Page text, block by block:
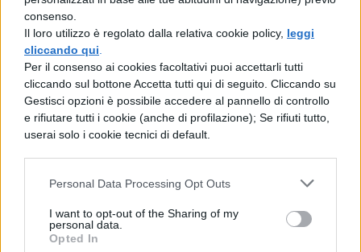
consenso.
Il loro utilizzo è regolato dalla relativa cookie policy, leggi
cliccando qui
Per il consenso ai cookies facoltativi puoi accettarli tutti
cliccando sul bottone Accetta tutti qui di seguito. Cliccando su
Gestisci opzioni è possibile accedere al pannello di controllo
e rifiutare tutti i cookie (anche di profilazione); Se rifiuti tutto,
userai solo i cookie tecnici di default.
Personal Data Processing Opt Outs
I want to opt-out of the Sharing of my
personal data.
Opted In
insegnanti
Giordana Angi: biografia, canzoni,
Casting Amici
Amici 2018 secondo
pomeridiano: anticipazioni
24 novembre
Potremo assistere all’eliminazione del
ballerino Miguel, visto che Steffens si è